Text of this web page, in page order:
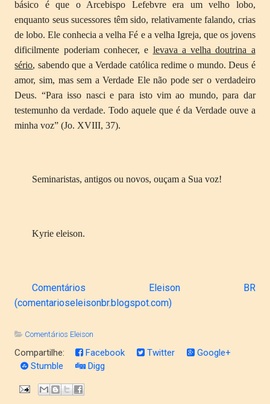
básico é que o Arcebispo Lefebvre era um velho lobo,
enquanto seus sucessores têm sido, relativamente falando, crias
de lobo. Ele conhecia a velha Fé e a velha Igreja, que os jovens
dificilmente poderiam conhecer, e levava a velha doutrina a
sério, sabendo que a Verdade católica redime o mundo. Deus é
amor, sim, mas sem a Verdade Ele não pode ser o verdadeiro
Deus. “Para isso nasci e para isto vim ao mundo, para dar
testemunho da verdade. Todo aquele que é da Verdade ouve a
minha voz” (Jo. XVIII, 37).
Seminaristas, antigos ou novos, ouçam a Sua voz!
Kyrie eleison.
Comentários Eleison BR
(comentarioseleisonbr.blogspot.com)
Comentários Eleison
Compartilhe: Facebook Twitter
Google+
Stumble
Digg